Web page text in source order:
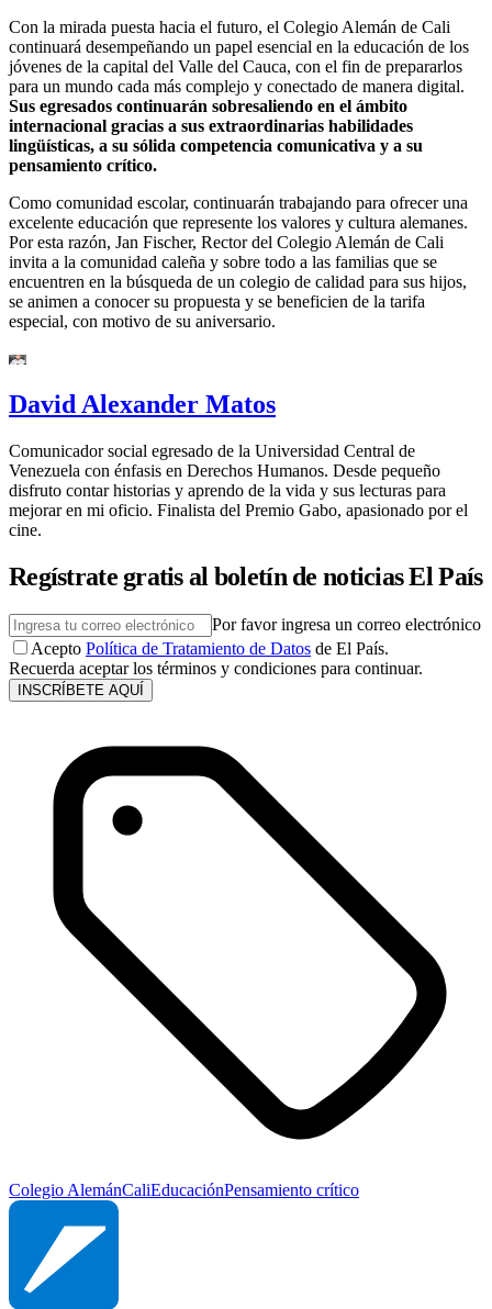
Con la mirada puesta hacia el futuro, el Colegio Alemán de Cali
continuará desempeñando un papel esencial en la educación de los
jóvenes de la capital del Valle del Cauca, con el fin de prepararlos
para un mundo cada más complejo y conectado de manera digital.
Sus egresados continuarán sobresaliendo en el ámbito
internacional gracias a sus extraordinarias habilidades
lingüísticas, a su sólida competencia comunicativa y a su
pensamiento crítico.
Como comunidad escolar, continuarán trabajando para ofrecer una
excelente educación que represente los valores y cultura alemanes.
Por esta razón, Jan Fischer, Rector del Colegio Alemán de Cali
invita a la comunidad caleña y sobre todo a las familias que se
encuentren en la búsqueda de un colegio de calidad para sus hijos,
se animen a conocer su propuesta y se beneficien de la tarifa
especial, con motivo de su aniversario.
David Alexander Matos
Comunicador social egresado de la Universidad Central de
Venezuela con énfasis en Derechos Humanos. Desde pequeño
disfruto contar historias y aprendo de la vida y sus lecturas para
mejorar en mi oficio. Finalista del Premio Gabo, apasionado por el
cine.
Regístrate gratis al boletín de noticias El País
Por favor ingresa un correo electrónico
Acepto Política de Tratamiento de Datos de El País.
Recuerda aceptar los términos y condiciones para continuar.
INSCRÍBETE AQUÍ
Colegio AlemánCaliEducaciónPensamiento crítico